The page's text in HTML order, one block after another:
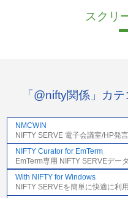
スクリ
「@nifty関係」カ
NMCWIN
NIFTY SERVE 電子会議室/HP発
NIFTY Curator for EmTerm
EmTerm専用 NIFTY SERVEデー
With NIFTY for Windows
NIFTY SERVEを簡単に快適に利